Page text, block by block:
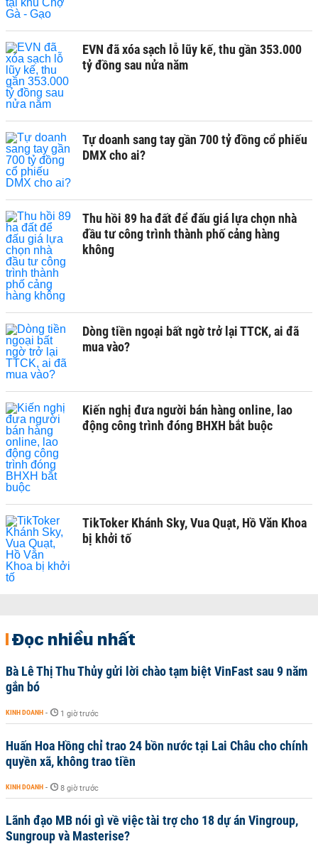
EVN đã xóa sạch lỗ lũy kế, thu gần 353.000
tỷ đồng sau nửa năm
Tự doanh sang tay gần 700 tỷ đồng cổ phiếu
DMX cho ai?
Thu hồi 89 ha đất để đấu giá lựa chọn nhà
đầu tư công trình thành phố cảng hàng
không
Dòng tiền ngoại bất ngờ trở lại TTCK, ai đã
mua vào?
Kiến nghị đưa người bán hàng online, lao
động công trình đóng BHXH bắt buộc
TikToker Khánh Sky, Vua Quạt, Hồ Văn Khoa
bị khởi tố
Đọc nhiều nhất
Bà Lê Thị Thu Thủy gửi lời chào tạm biệt VinFast sau 9 năm
gắn bó
KINH DOANH - 1 giờ trước
Huấn Hoa Hồng chỉ trao 24 bồn nước tại Lai Châu cho chính
quyền xã, không trao tiền
KINH DOANH - 8 giờ trước
Lãnh đạo MB nói gì về việc tài trợ cho 18 dự án Vingroup,
Sungroup và Masterise?